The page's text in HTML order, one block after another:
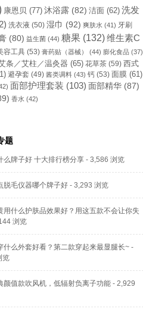
康恩贝 (77) 沐浴露(82) 洁面 (62) 洗发
洗衣液 (50) 湿巾 (92) 爽肤水 (41) 牙刷
(80) 益生菌(44) 糖果(132)维生素C
容工具(53) 膏药贴（器械） (44) 膨化食品(37)
条／艾柱／温灸器 (65) 花草茶(59) 西式
避孕套 (49) 酱类调料(43) 钙(53) 面膜 (61)
面部护理套装 (103) 面部精华(87)
香水 (42)
题
么牌子好 十大排行榜分享- 3,586 浏览
脱毛仪器哪个牌子好- 3,293 浏览
用什么护肤品效果好？用这五款不会让你失
浏览
什么外套好看？第二款穿起来最显腿长~-
览
颜值款吹风机，低辐射负离子功能- 2,929